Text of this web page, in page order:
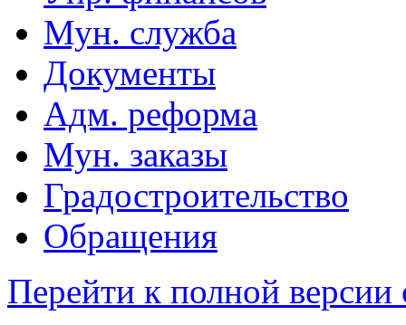
Мун. служба
Документы
Адм. реформа
Мун. заказы
Градостроительство
Обращения
Перейти к полной версии